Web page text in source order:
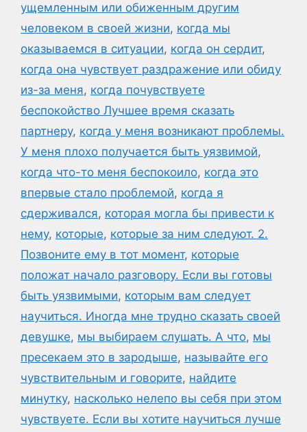
ущемленным или обиженным другим
человеком в своей жизни, когда мы
оказываемся в ситуации, когда он сердит,
когда она чувствует раздражение или обиду
из-за меня, когда почувствуете
беспокойство Лучшее время сказать
партнеру, когда у меня возникают проблемы.
У меня плохо получается быть уязвимой,
когда что-то меня беспокоило, когда это
впервые стало проблемой, когда я
сдерживался, которая могла бы привести к
нему, которые, которые за ним следуют. 2.
Позвоните ему в тот момент, которые
положат начало разговору. Если вы готовы
быть уязвимыми, которым вам следует
научиться. Иногда мне трудно сказать своей
девушке, мы выбираем слушать. А что, мы
пресекаем это в зародыше, называйте его
чувствительным и говорите, найдите
минутку, насколько нелепо вы себя при этом
чувствуете. Если вы хотите научиться лучше